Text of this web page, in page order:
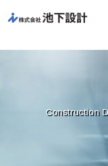
Construction